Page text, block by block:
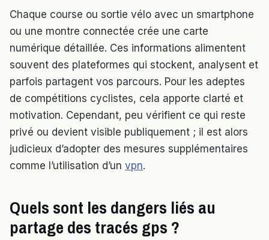
Chaque course ou sortie vélo avec un smartphone
ou une montre connectée crée une carte
numérique détaillée. Ces informations alimentent
souvent des plateformes qui stockent, analysent et
parfois partagent vos parcours. Pour les adeptes
de compétitions cyclistes, cela apporte clarté et
motivation. Cependant, peu vérifient ce qui reste
privé ou devient visible publiquement ; il est alors
judicieux d’adopter des mesures supplémentaires
comme l’utilisation d’un vpn.
Quels sont les dangers liés au
partage des tracés gps ?